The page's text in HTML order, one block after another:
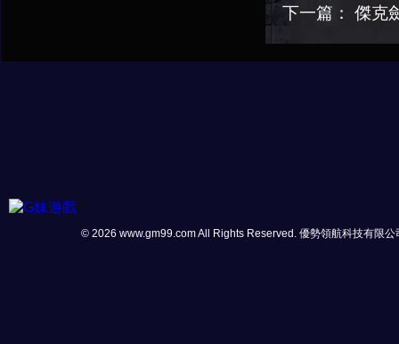
下一篇： 傑克
© 2026 www.gm99.com All Rights Reserved. 優勢領航科技有限公